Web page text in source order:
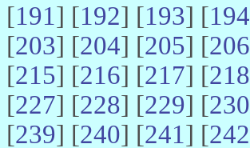
[191] [192] [193] [194
[203] [204] [205] [206
[215] [216] [217] [218
[227] [228] [229] [230
[239] [240] [241] [242